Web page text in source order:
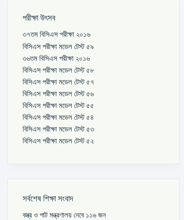
পরীক্ষা উৎসব
৩৭তম বিসিএস পরীক্ষা ২০১৬
বিসিএস পরীক্ষা মডেল টেস্ট ৫৯
৩৬তম বিসিএস পরীক্ষা ২০১৬
বিসিএস পরীক্ষা মডেল টেস্ট ৫৮
বিসিএস পরীক্ষা মডেল টেস্ট ৫৭
বিসিএস পরীক্ষা মডেল টেস্ট ৫৬
বিসিএস পরীক্ষা মডেল টেস্ট ৫৫
বিসিএস পরীক্ষা মডেল টেস্ট ৫৪
বিসিএস পরীক্ষা মডেল টেস্ট ৫৩
বিসিএস পরীক্ষা মডেল টেস্ট ৫২
সর্বশেষ শিক্ষা সংবাদ
বস্ত্র ও পাট মন্ত্রণালয় নেবে ১১৬ জন